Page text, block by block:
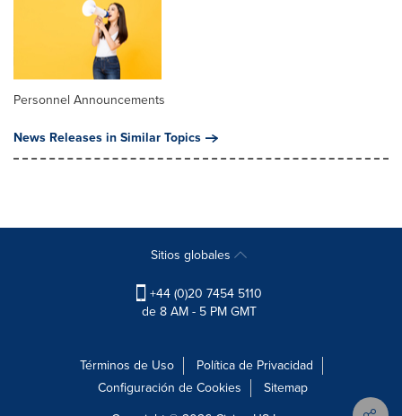
Personnel Announcements
News Releases in Similar Topics
Sitios globales
+44 (0)20 7454 5110
de 8 AM - 5 PM GMT
Términos de Uso
Política de Privacidad
Configuración de Cookies
Sitemap